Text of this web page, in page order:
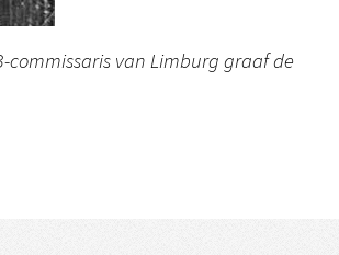
commissaris van Limburg graaf de